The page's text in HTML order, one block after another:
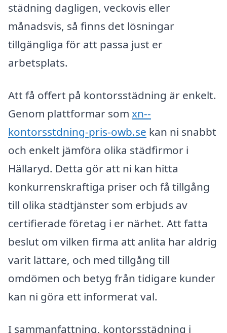
städning dagligen, veckovis eller
månadsvis, så finns det lösningar
tillgängliga för att passa just er
arbetsplats.
Att få offert på kontorsstädning är enkelt.
Genom plattformar som xn--
kontorsstdning-pris-owb.se kan ni snabbt
och enkelt jämföra olika städfirmor i
Hällaryd. Detta gör att ni kan hitta
konkurrenskraftiga priser och få tillgång
till olika städtjänster som erbjuds av
certifierade företag i er närhet. Att fatta
beslut om vilken firma att anlita har aldrig
varit lättare, och med tillgång till
omdömen och betyg från tidigare kunder
kan ni göra ett informerat val.
I sammanfattning, kontorsstädning i